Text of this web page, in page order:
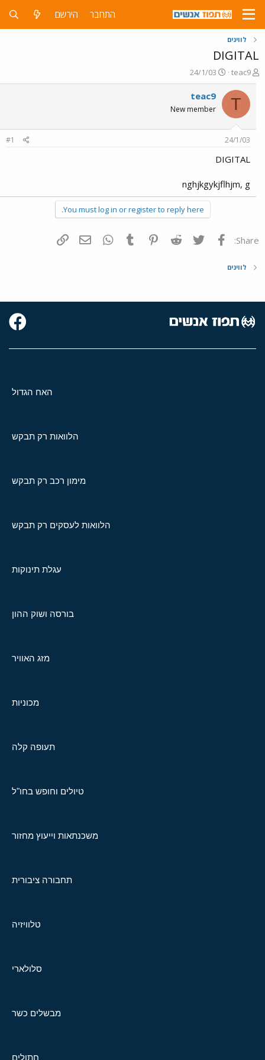
התחבר הירשם
לווינים
DIGITAL
פ
ו
ת
ח
ה
ש
א
teac9
פ
ו
ר
ם
ר
24/1/03
T
teac9
New member
24/1/03
#1
DIGITAL
nghjkgykjflhjm, g
You must log in or register to reply here.
Share: פייסבוק Twitter
Reddit
Pinterest
Tumblr
WhatsAppדואר אלקטרוני
לווינים
האח הגדול
הלוואות רק תבקש
מימון רכב רק תבקש
הלוואות לעסקים רק תבקש
עגלת תינוקות
בורסה ושוק ההון
מזג האוויר
מכוניות
תעופה קלה
טיולים וחופש בחו"ל
משכנתאות וייעוץ מחזור
תחבורה ציבורית
טלוויזיה
סלולארי
מבשלים כשר
חתולים